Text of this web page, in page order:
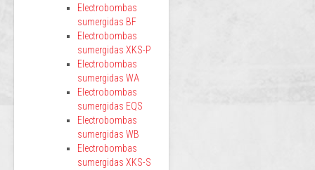
Electrobombas
sumergidas BF
Electrobombas
sumergidas XKS-P
Electrobombas
sumergidas WA
Electrobombas
sumergidas EQS
Electrobombas
sumergidas WB
Electrobombas
sumergidas XKS-S